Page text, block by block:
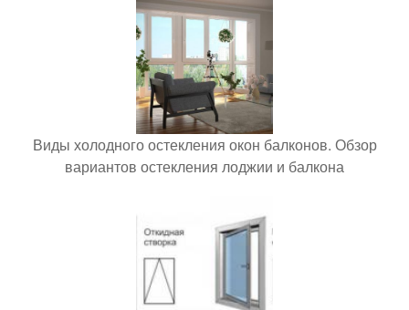
Виды холодного остекления окон балконов. Обзор
вариантов остекления лоджии и балкона